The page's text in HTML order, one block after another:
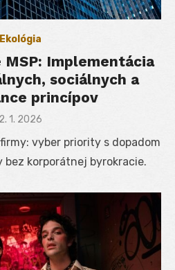
Ekológia
MSP: Implementácia
sociálnych a
princípov
Posted
2. 1. 2026
vyber priority s dopadom
bez korporátnej byrokracie.